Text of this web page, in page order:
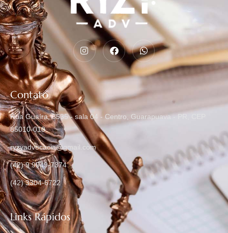
Contato
Rua Guaíra, 3535 - sala 04 - Centro, Guarapuava - PR, CEP
85010-010
ryzyadvocacia@gmail.com
(42) 9 9949-7374
(42) 3304-6722
Links Rápidos